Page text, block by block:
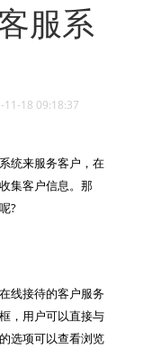
服系
18 09:18:37
统来服务客户，在
集客户信息。那
么，公司使用在线客服系统是否安全呢?
线接待的客户服务
，用户可以直接与
选项可以查看浏览